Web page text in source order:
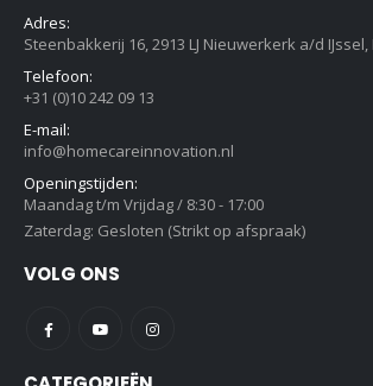
Adres:
Steenbakkerij 16, 2913 LJ Nieuwerkerk a/d
Telefoon:
+31 (0)10 242 09 13
E-mail:
info@homecareinnovation.nl
Openingstijden:
Maandag t/m Vrijdag / 8:30 - 17:00
Zaterdag: Gesloten (Strikt op afspraak)
VOLG ONS